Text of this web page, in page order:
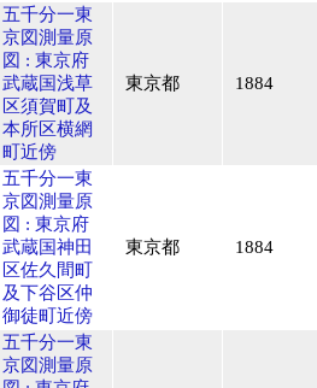
五千分一東
京図測量原
図 : 東京府
武蔵国浅草
区須賀町及
本所区横網
町近傍
東京都 1884
五千分一東
京図測量原
図 : 東京府
武蔵国神田
区佐久間町
及下谷区仲
御徒町近傍
東京都 1884
五千分一東
京図測量原